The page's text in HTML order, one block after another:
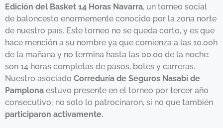
Edición del Basket 14 Horas Navarra, un torneo social
de baloncesto enormemente conocido por la zona norte
de nuestro país. Este torneo no se queda corto, y es que
hace mención a su nombre ya que comienza a las 10.00h
de la mañana y no termina hasta las 00.00 de la noche:
son 14 horas completas de pasos, botes y carreras.
Nuestro asociado Correduría de Seguros Nasabi de
Pamplona estuvo presente en el torneo por tercer año
consecutivo; no solo lo patrocinaron, si no que también
participaron activamente.